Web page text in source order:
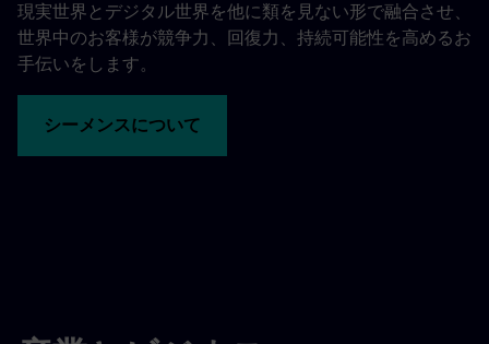
現実世界とデジタル世界を他に類を見ない形で融合させ、
世界中のお客様が競争力、回復力、持続可能性を高めるお
手伝いをします。
シーメンスについて